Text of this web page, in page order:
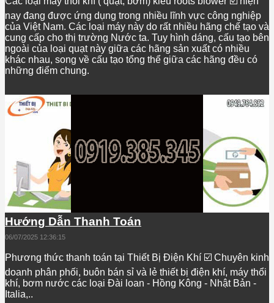
nay đang được ứng dụng trong nhiều lĩnh vực công nghiệp
của Việt Nam. Các loại máy này do rất nhiều hãng chế tạo và
cung cấp cho thị trường Nước ta. Tuy hình dáng, cấu tạo bên
ngoài của loại quạt này giữa các hãng sản xuất có nhiều
khác nhau, song về cấu tạo tổng thể giữa các hãng đều có
những điểm chung.
Hướng Dẫn Thanh Toán
06/07/2025 12:36:15
Phương thức thanh toán tại Thiết Bị Điện Khí ☑️ Chuyên kinh
doanh phân phối, buôn bán sỉ và lẻ thiết bị điện khí, máy thổi
khí, bơm nước các loại Đài loan - Hồng Kông - Nhật Bản -
Italia,..